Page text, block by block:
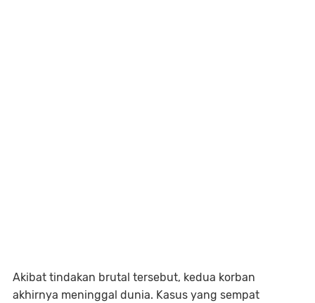
Akibat tindakan brutal tersebut, kedua korban
akhirnya meninggal dunia. Kasus yang sempat